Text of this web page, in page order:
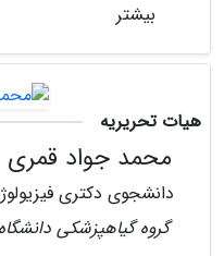
بیشتر
هیات تحریریه
محمد جواد قمری
دانشجوی دکتری
گروه گیاهپزشکی